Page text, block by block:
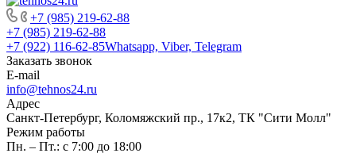
+7 (985) 219-62-88
+7 (985) 219-62-88
+7 (922) 116-62-85Whatsapp, Viber, Telegram
Заказать звонок
E-mail
info@tehnos24.ru
Адрес
Санкт-Петербург, Коломяжский пр., 17к2, ТК "Сити Молл"
Режим работы
Пн. – Пт.: с 7:00 до 18:00